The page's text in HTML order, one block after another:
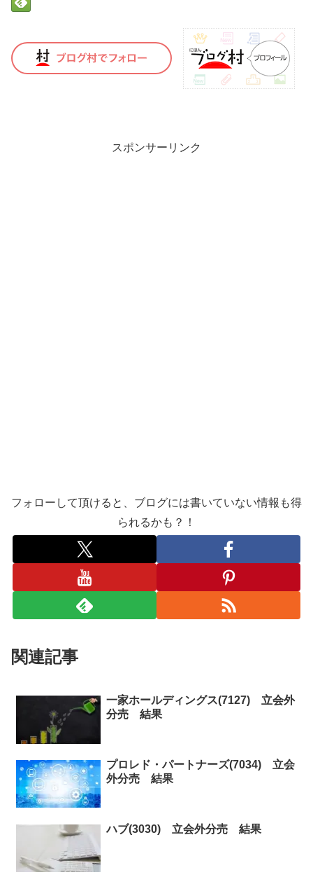
スポンサーリンク
フォローして頂けると、ブログには書いていない情報も得
られるかも？！
関連記事
一家ホールディングス(7127) 立会外
分売 結果
プロレド・パートナーズ(7034) 立会
外分売 結果
ハブ(3030) 立会外分売 結果